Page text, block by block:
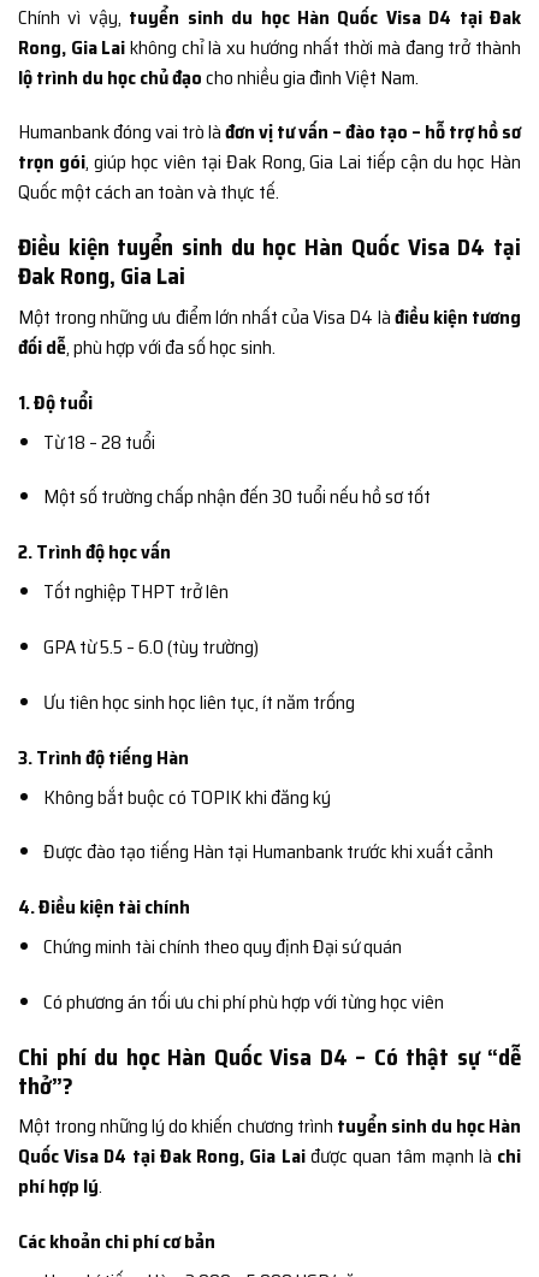
Chính vì vậy, tuyển sinh du học Hàn Quốc Visa D4 tại Đak
Rong, Gia Laikhông chỉ là xu hướng nhất thời mà đang trở thành
lộ trình du học chủ đạocho nhiều gia đình Việt Nam.
Humanbank đóng vai trò làđơn vị tư vấn – đào tạo – hỗ trợ hồ sơ
trọn gói, giúp học viên tại Đak Rong, Gia Lai tiếp cận du học Hàn
Quốc một cách an toàn và thực tế.
Điều kiện tuyển sinh du học Hàn Quốc Visa D4 tại
Đak Rong, Gia Lai
Một trong những ưu điểm lớn nhất của Visa D4 làđiều kiện tương
đối dễ, phù hợp với đa số học sinh.
1. Độ tuổi
Từ 18 – 28 tuổi
Một số trường chấp nhận đến 30 tuổi nếu hồ sơ tốt
2. Trình độ học vấn
Tốt nghiệp THPT trở lên
GPA từ 5.5 – 6.0 (tùy trường)
Ưu tiên học sinh học liên tục, ít năm trống
3. Trình độ tiếng Hàn
Không bắt buộc có TOPIK khi đăng ký
Được đào tạo tiếng Hàn tại Humanbank trước khi xuất cảnh
4. Điều kiện tài chính
Chứng minh tài chính theo quy định Đại sứ quán
Có phương án tối ưu chi phí phù hợp với từng học viên
Chi phí du học Hàn Quốc Visa D4 – Có thật sự “dễ
thở”?
Một trong những lý do khiến chương trình tuyển sinh du học Hàn
Quốc Visa D4 tại Đak Rong, Gia Laiđược quan tâm mạnh là chi
phí hợp lý.
Các khoản chi phí cơ bản